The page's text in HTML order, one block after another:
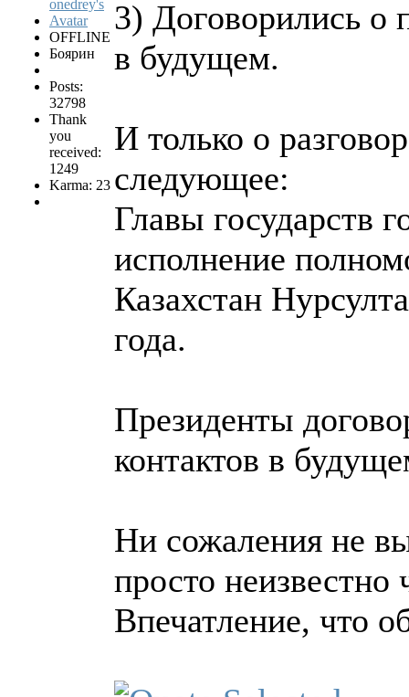
OFFLINE
Боярин
Posts:
32798
Thank
you
received:
1249
Karma: 23
3) Договорились о
в будущем.
И только о
следующее:
Главы государств
исполнение
Казахстан
года.
Президенты
контактов в
Ни сожаления не
просто неизвестно
Впечатление, что